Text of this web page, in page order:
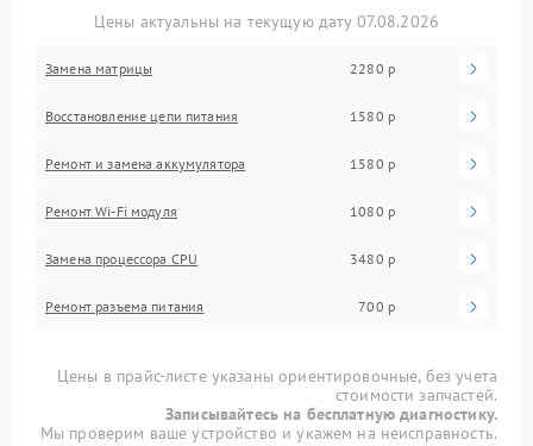
Цены актуальны на текущую дату 07.08.2026
Замена матрицы 2280 р
Восстановление цепи питания 1580 р
Ремонт и замена аккумулятора 1580 р
Ремонт Wi-Fi модуля 1080 р
Замена процессора CPU 3480 р
Ремонт разъема питания 700 р
Цены в прайс-листе указаны ориентировочные, без учета
стоимости запчастей.
Записывайтесь на бесплатную диагностику.
Мы проверим ваше устройство и укажем на неисправность.